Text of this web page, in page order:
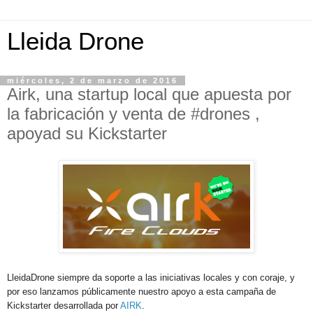
Lleida Drone
miércoles, 2 de marzo de 2016
Airk, una startup local que apuesta por
la fabricación y venta de #drones ,
apoyad su Kickstarter
LleidaDrone siempre da soporte a las iniciativas locales y con coraje, y
por eso lanzamos públicamente nuestro apoyo a esta campaña de
Kickstarter desarrollada por AIRK